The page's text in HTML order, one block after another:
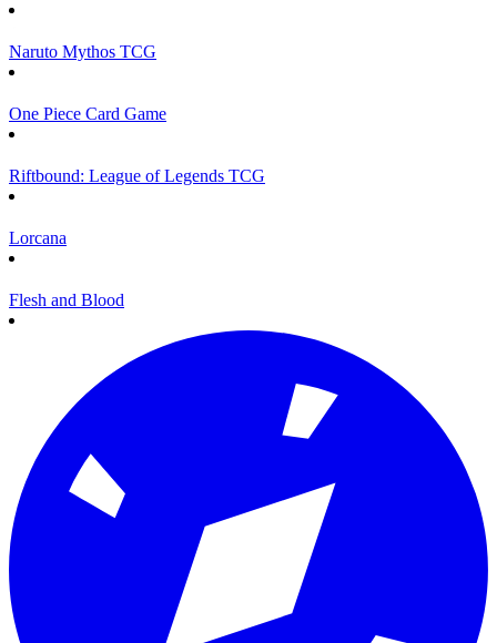
Naruto Mythos TCG
One Piece Card Game
Riftbound: League of Legends TCG
Lorcana
Flesh and Blood